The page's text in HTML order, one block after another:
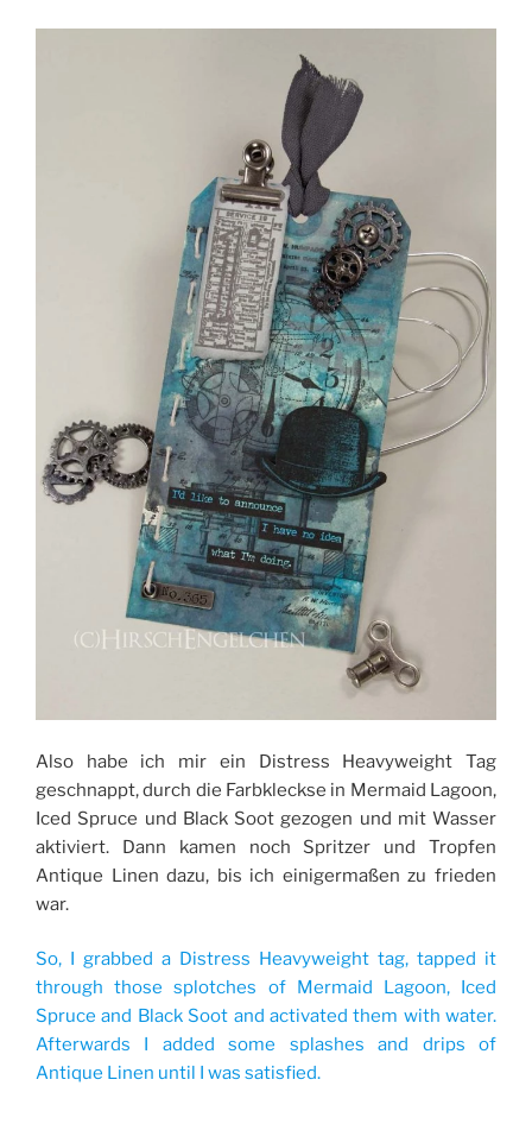
Also habe ich mir ein Distress Heavyweight Tag
geschnappt, durch die Farbkleckse in Mermaid Lagoon,
Iced Spruce und Black Soot gezogen und mit Wasser
aktiviert. Dann kamen noch Spritzer und Tropfen
Antique Linen dazu, bis ich einigermaßen zu frieden
war.
So, I grabbed a Distress Heavyweight tag, tapped it
through those splotches of Mermaid Lagoon, Iced
Spruce and Black Soot and activated them with water.
Afterwards I added some splashes and drips of
Antique Linen until I was satisfied.